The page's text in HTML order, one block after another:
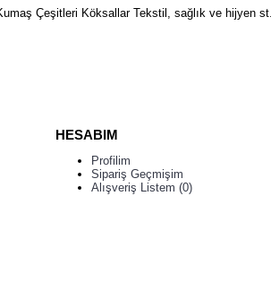
Çeşitleri Köksallar Tekstil, sağlık ve hijyen st..
HESABIM
Profilim
Sipariş Geçmişim
Alışveriş Listem (0)